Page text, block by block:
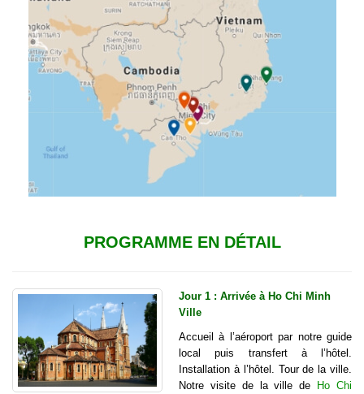
PROGRAMME EN DÉTAIL
Jour 1 : Arrivée à Ho Chi Minh
Ville
Accueil à l’aéroport par notre guide
local puis transfert à l’hôtel.
Installation à l’hôtel. Tour de la ville.
Notre visite de la ville de Ho Chi